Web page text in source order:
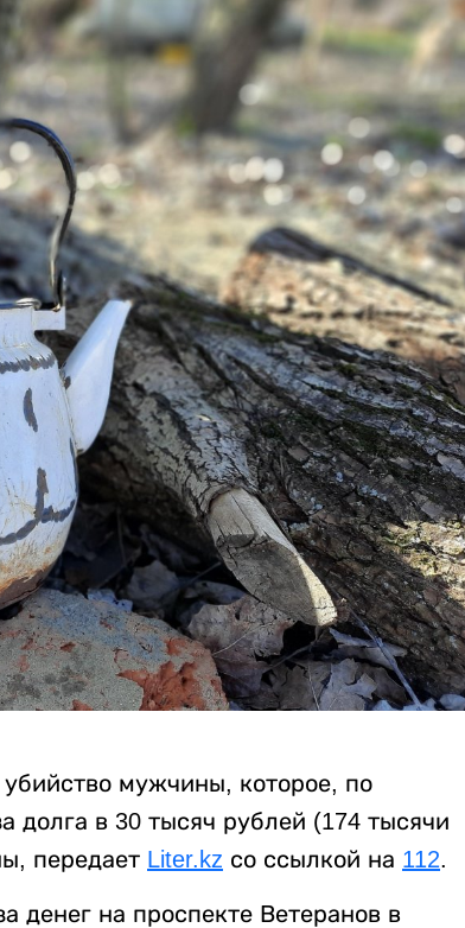
мужчины, которое, по
в 30 тысяч рублей (174 тысячи
передает Liter.kz со ссылкой на 112.
денег на проспекте Ветеранов в